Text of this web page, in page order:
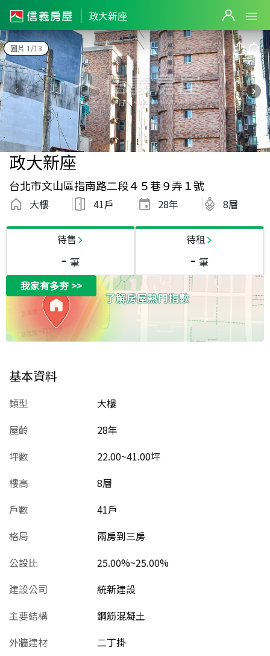
政大新座
圖片 1/13
政大新座
台北市文山區指南路二段４５巷９弄１號
大樓 41戶 28年 8層
待售
- 筆
待租
- 筆
我家有多夯>>
基本資料
類型
大樓
屋齡
28年
坪數
22.00~41.00坪
樓高
8層
戶數
41戶
格局
兩房到三房
公設比
25.00%~25.00%
建設公司
統新建設
主要結構
鋼筋混凝土
外牆建材
二丁掛